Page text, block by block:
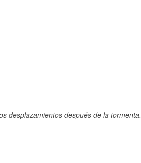
desplazamientos después de la tormenta.